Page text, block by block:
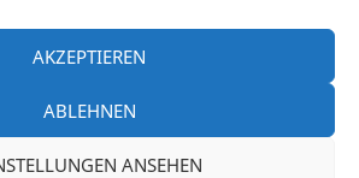
AKZEPTIEREN
ABLEHNEN
ANSEHEN
wird nicht veröffentlicht.Erforderliche Felder